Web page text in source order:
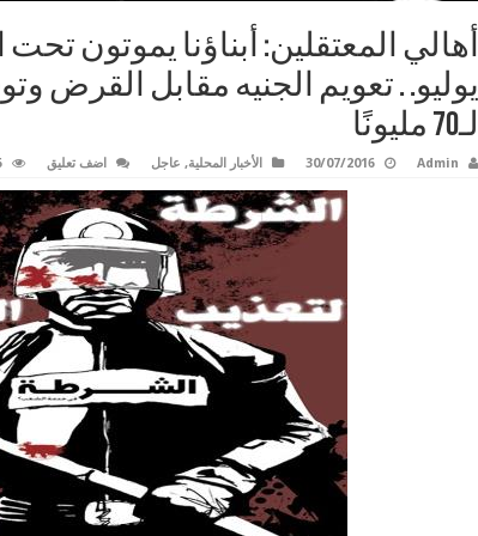
يوليو. . تعويم الجنيه مقابل القرض
لـ70 مليونًا
Admin
30/07/2016 الأخبار المحلية, عاجل اضف تعليق